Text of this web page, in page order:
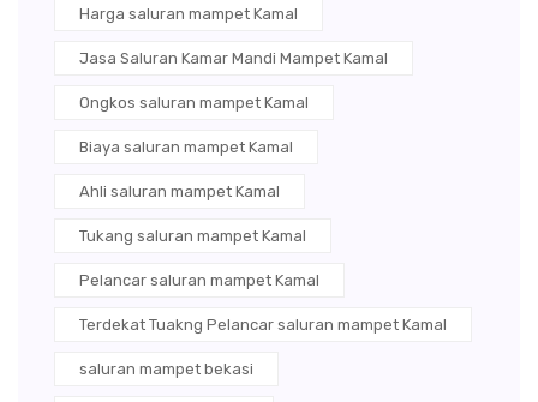
Harga saluran mampet Kamal
Jasa Saluran Kamar Mandi Mampet Kamal
Ongkos saluran mampet Kamal
Biaya saluran mampet Kamal
Ahli saluran mampet Kamal
Tukang saluran mampet Kamal
Pelancar saluran mampet Kamal
Terdekat Tuakng Pelancar saluran mampet Kamal
saluran mampet bekasi